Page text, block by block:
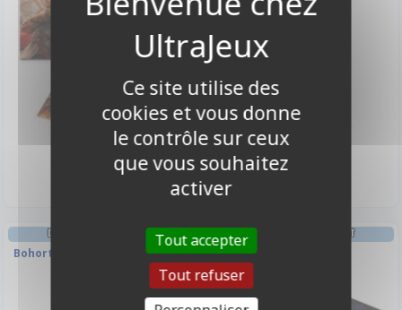
3,50 € 3,90 €
DECK BOX ET RANGEMENT
Bohort, Le Chasseur De Retour
DECK BOX ET RANGEMENT
Ce site utilise des
cookies et vous donne
le contrôle sur ceux
que vous souhaitez
activer
Tout accepter
Tout refuser